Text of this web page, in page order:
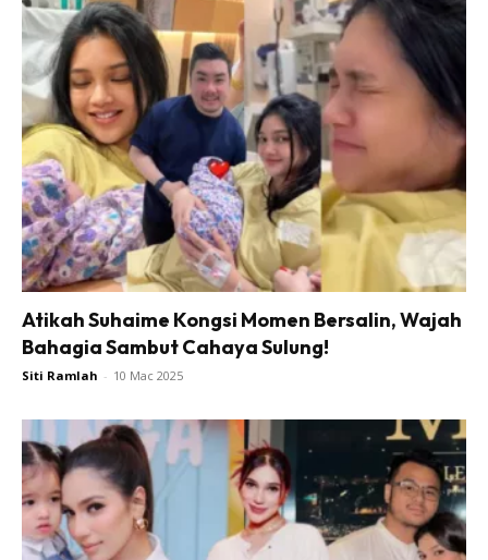
Atikah Suhaime Kongsi Momen Bersalin, Wajah
Bahagia Sambut Cahaya Sulung!
Siti Ramlah - 10 Mac 2025